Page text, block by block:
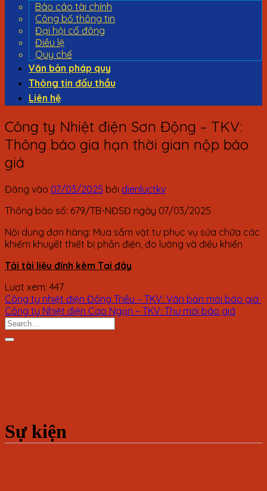
Báo cáo tài chính
Công bố thông tin
Đại hội cổ đông
Điều lệ
Quy chế
Văn bản pháp quy
Thông tin đấu thầu
Liên hệ
Công ty Nhiệt điện Sơn Động – TKV:
Thông báo gia hạn thời gian nộp báo
giá
Đăng vào 07/03/2025 bởi dienluctkv
Thông báo số: 679/TB-NĐSĐ ngày 07/03/2025
Nội dung đơn hàng: Mua sắm vật tư phục vụ sửa chữa các
khiếm khuyết thiết bị phần điện, đo lường và điều khiển
Tải tài liệu đính kèm Tại đây
Lượt xem: 447
Công ty nhiệt điện Đông Triều – TKV: Văn bản mời báo giá
Công ty Nhiệt điện Cao Ngạn – TKV: Thư mời báo giá
Sự kiện